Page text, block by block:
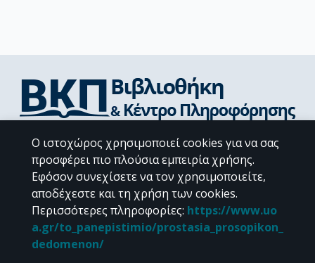
Διεύθυνση Βιβλιοθήκης & Κέντρου Πληροφόρησης
Βιβλιοθήκες Σχολών του ΕΚΠΑ
Υπολογιστικό Κέντρο Βιβλιοθηκών
Επικοινωνία / Helpdesk
Ο ιστοχώρος χρησιμοποιεί cookies για να σας
προσφέρει πιο πλούσια εμπειρία χρήσης.
Εφόσον συνεχίσετε να τον χρησιμοποιείτε,
αποδέχεστε και τη χρήση των cookies.
Περισσότερες πληροφορίες: https://www.uo
a.gr/to_panepistimio/prostasia_prosopikon_
dedomenon/